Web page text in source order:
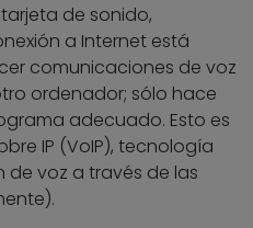
de sonido,
a Internet está
comunicaciones de voz
ordenador; sólo hace
adecuado. Esto es
IP (VoIP), tecnología
de voz a través de las